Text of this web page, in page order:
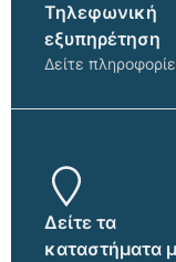
Τηλεφωνική
εξυπηρέτηση
Δείτε
Δείτε τα
καταστήματα